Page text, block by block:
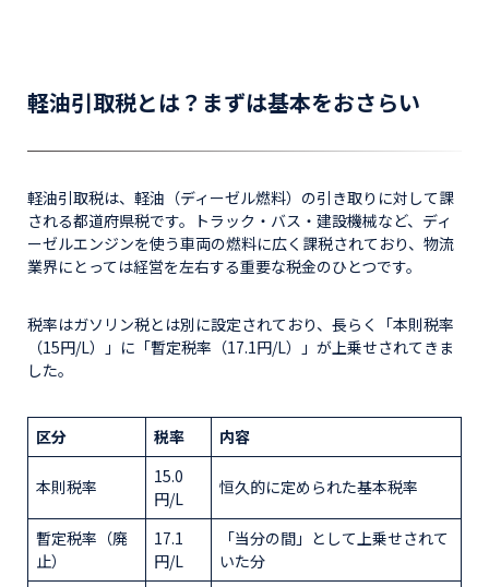
軽油引取税とは？まずは基本をおさらい
軽油引取税は、軽油（ディーゼル燃料）の引き取りに対して課
される都道府県税です。トラック・バス・建設機械など、ディ
ーゼルエンジンを使う車両の燃料に広く課税されており、物流
業界にとっては経営を左右する重要な税金のひとつです。
税率はガソリン税とは別に設定されており、長らく「本則税率
（15円/L）」に「暫定税率（17.1円/L）」が上乗せされてきま
した。
区分 税率 内容
本則税率
15.0
円/L
恒久的に定められた基本税率
暫定税率（廃
止）
17.1
円/L
「当分の間」として上乗せされて
いた分